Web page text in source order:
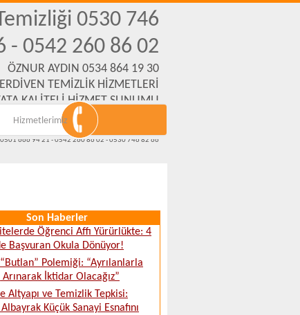
0530 746
- 0542 260 86 02
ÖZNUR AYDIN 0534 864 19 30
TEMİZLİK HİZMETLERİ
KALİTELİ HİZMET SUNUMU
Emek Mh. Yanartaş Sk. No:31 Eskişehir
www.eskisehirmerdiventemizliksirketi.com
0501 666 94 21 - 0542 260 86 02 - 0530 746 82 66
Hizmetlerimiz
Son Haberler
Öğrenci Affı Yürürlükte: 4
Başvuran Okula Dönüyor!
“Butlan” Polemiği: “Ayrılanlarla
Arınarak İktidar Olacağız”
Altyapı ve Temizlik Tepkisi:
Küçük Sanayi Esnafını